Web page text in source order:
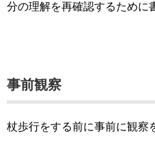
分の理解を再確認するために
事前観察
杖歩行をする前に事前に観察